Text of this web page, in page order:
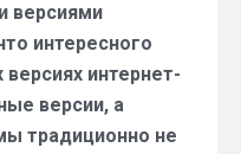
версиями
интересного
интернет-
версии, а
традиционно не